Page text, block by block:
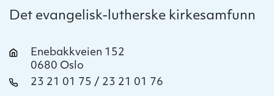
Det evangelisk-lutherske kirkesamfunn
Enebakkveien 152
0680 Oslo
23 21 01 75 / 23 21 01 76